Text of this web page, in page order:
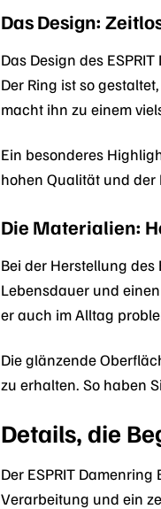
Das Design:
Das Design des
Der Ring ist so
macht ihn zu einem
Ein besonderes
hohen Qualität und der
Die Materialien:
Bei der Herstellung
Lebensdauer und
er auch im Alltag
Die glänzende
zu erhalten. So haben
Details, die
Der ESPRIT
Verarbeitung und ein